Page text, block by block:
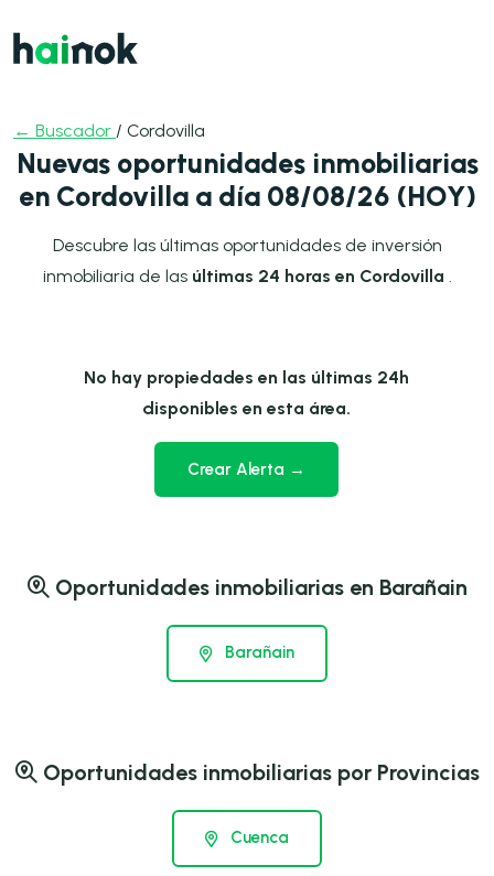
← Buscador / Cordovilla
Nuevas oportunidades inmobiliarias
en Cordovilla a día 08/08/26 (HOY)
Descubre las últimas oportunidades de inversión
inmobiliaria de las últimas 24 horas en Cordovilla
No hay propiedades en las últimas 24h
disponibles en esta área.
Crear Alerta →
Oportunidades inmobiliarias en Barañain
Barañain
Oportunidades inmobiliarias por Provincias
Cuenca